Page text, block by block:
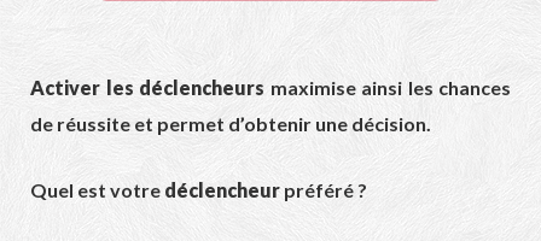
Activer les déclencheurs maximise ainsi les chances
de réussite et permet d’obtenir une décision.
Quel est votre déclencheur préféré ?